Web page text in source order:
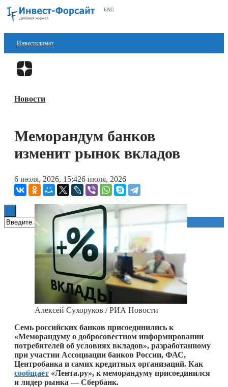
ENG
Инвестклимат
Финансы
Блокчейн
Книги
Новости
Меморандум банков
изменит рынок вкладов
6 июля, 2026, 15:426 июля, 2026
Алексей Сухоруков / РИА Новости
Семь российских банков присоединились к
«Меморандуму о добросовестном информировании
потребителей об условиях вкладов», разработанному
при участии Ассоциации банков России, ФАС,
Центробанка и самих кредитных организаций. Как
сообщает «Лента.ру», к меморандуму присоединился
и лидер рынка — Сбербанк.